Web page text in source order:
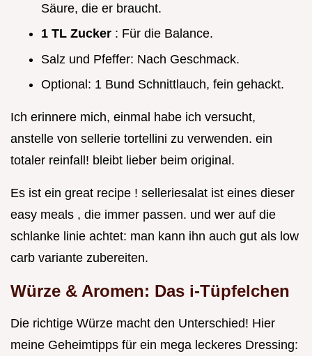
Säure, die er braucht.
1 TL Zucker : Für die Balance.
Salz und Pfeffer: Nach Geschmack.
Optional: 1 Bund Schnittlauch, fein gehackt.
Ich erinnere mich, einmal habe ich versucht,
anstelle von sellerie tortellini zu verwenden. ein
totaler reinfall! bleibt lieber beim original.
Es ist ein great recipe ! selleriesalat ist eines dieser
easy meals , die immer passen. und wer auf die
schlanke linie achtet: man kann ihn auch gut als low
carb variante zubereiten.
Würze & Aromen: Das i-Tüpfelchen
Die richtige Würze macht den Unterschied! Hier
meine Geheimtipps für ein mega leckeres Dressing: